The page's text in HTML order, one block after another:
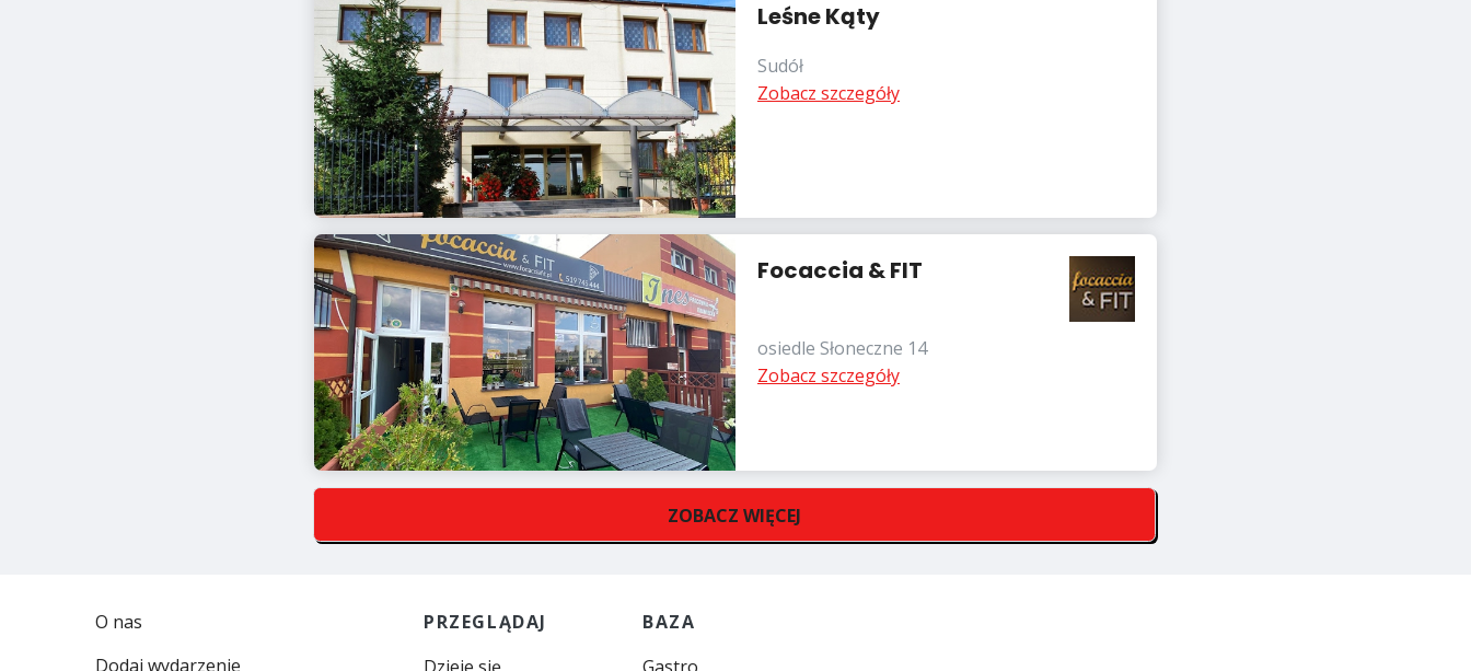
Leśne Kąty
Sudół
Zobacz szczegóły
Focaccia & FIT
osiedle Słoneczne 14
Zobacz szczegóły
ZOBACZ WIĘCEJ
O nas
Dodaj wydarzenie
PRZEGLĄDAJ
BAZA